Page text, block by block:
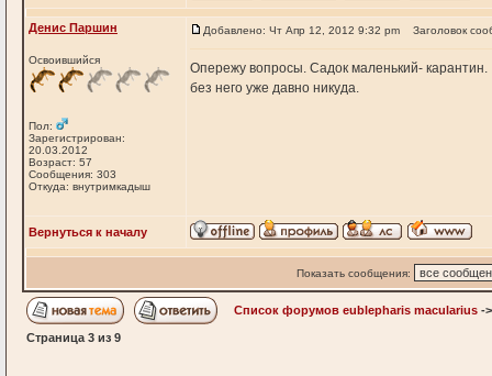
Денис Паршин
Освоившийся
Пол:
Зарегистрирован:
20.03.2012
Возраст: 57
Сообщения: 303
Откуда: внутримкадыш
Добавлено: Чт Апр 12, 2012 9:32 pm Заголовок
Опережу вопросы. Садок маленький- карантин.
без него уже давно никуда.
Вернуться к началу
Показать сообщения:
Список форумов eublepharis macularius -
Страница 3 из 9